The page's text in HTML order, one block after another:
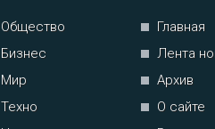
Общество
Бизнес
Мир
Техно
Главная
Лента
Архив
О сайте